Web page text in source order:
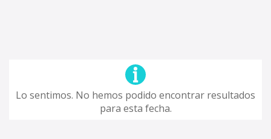
Lo sentimos. No hemos podido encontrar resultados
para esta fecha.